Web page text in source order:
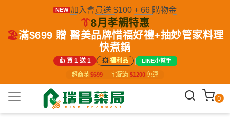
NEW 加入會員送 $100 + 66 購物金
👔8月孝親特惠
🏖️滿$699 贈 醫美品牌惜福好禮+抽妙管家料理
快煮鍋
👍 買 1 送 1 💥福利品 | LINE小幫手
超商滿 $699 宅配滿 $1200 免運
0